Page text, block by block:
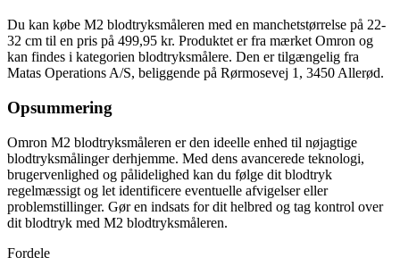
Du kan købe M2 blodtryksmåleren med en manchetstørrelse på 22-
32 cm til en pris på 499,95 kr. Produktet er fra mærket Omron og
kan findes i kategorien blodtryksmålere. Den er tilgængelig fra
Matas Operations A/S, beliggende på Rørmosevej 1, 3450 Allerød.
Opsummering
Omron M2 blodtryksmåleren er den ideelle enhed til nøjagtige
blodtryksmålinger derhjemme. Med dens avancerede teknologi,
brugervenlighed og pålidelighed kan du følge dit blodtryk
regelmæssigt og let identificere eventuelle afvigelser eller
problemstillinger. Gør en indsats for dit helbred og tag kontrol over
dit blodtryk med M2 blodtryksmåleren.
Fordele